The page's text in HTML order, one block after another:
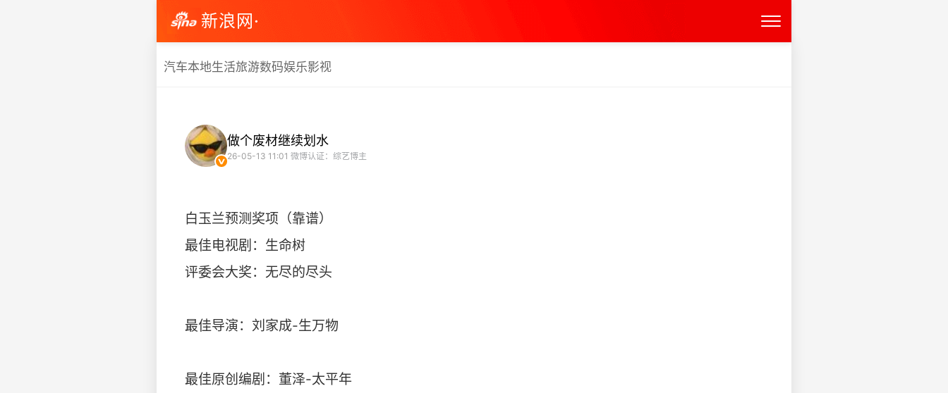
新浪网·
汽车本地生活旅游数码娱乐影视
做个废材继续划水
26-05-13 11:01 微博认证：综艺博主
白玉兰预测奖项（靠谱）
最佳电视剧：生命树
评委会大奖：无尽的尽头
最佳导演：刘家成-生万物
最佳原创编剧：董泽-太平年